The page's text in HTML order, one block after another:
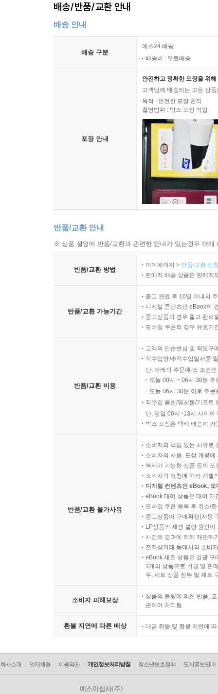
배송/반품/교환 안내
배송 안내
배송 구분
예스24 배송
배송비 : 무료배송
포장 안내
안전하고 정확한 포장을 위
고객님께 배송되는 모든 상
목적 : 안전한 포장 관리
촬영범위 : 박스 포장 작업
반품/교환 안내
※ 상품 설명에 반품/교환과 관련한 안내가 있는경우 아
반품/교환 방법
마이페이지 > 반품/교환 신
판매자 배송 상품은 판매자
반품/교환 가능기간
출고 완료 후 10일 이내의
디지털 콘텐츠인 eBook의
중고상품의 경우 출고 완료
모바일 쿠폰의 경우 유효기
반품/교환 비용
고객의 단순변심 및 착오구
직수입양서/직수입일서중
단, 아래의 주문/취소 조건
오늘 00시 ~ 06시 30분
오늘 06시 30분 이후 주
직수입 음반/영상물/기프트
단, 당일 00시~13시 사이의
박스 포장은 택배 배송이
반품/교환 불가사유
소비자의 책임 있는 사유로
소비자의 사용, 포장 개봉
복제가 가능한 상품 등의
소비자의 요청에 따라 개별
디지털 컨텐츠인 eBook,
eBook 대여 상품은 대여 기
모바일 쿠폰 등록 후 취소/
중고상품이 구매확정(자동
LP상품의 재생 불량 원인
시간의 경과에 의해 재판매
전자상거래 등에서의 소비
eBook 세트 상품은 일괄 구
1개의 상품으로 취급 및 판
우, 세트 상품 전부 및 세트
소비자 피해보상
상품의 불량에 의한 반품,
준하여 처리됨
환불 지연에 따른 배상 대금 환불 및 환불 지연에
회사소개 인재채용 이용약관 개인정보처리방침 청소년보호정책 도서홍보안내